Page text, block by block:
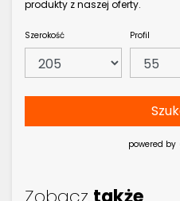
produkty z naszej oferty.
Szerokość Profil
powered by